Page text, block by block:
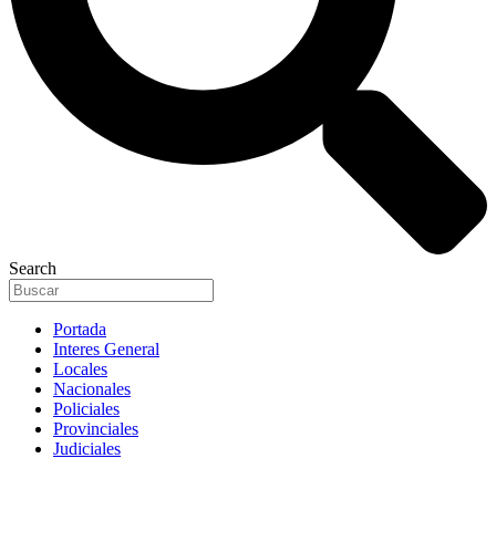
Search
Portada
Interes General
Locales
Nacionales
Policiales
Provinciales
Judiciales